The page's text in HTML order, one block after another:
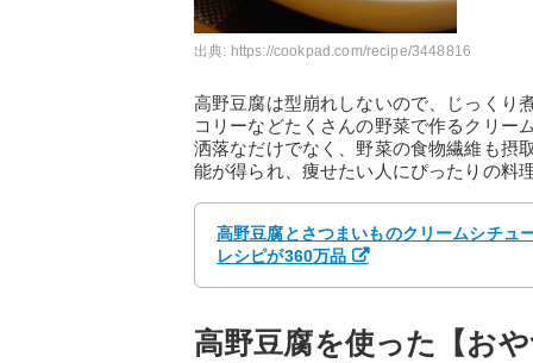
出典: https://cookpad.com/recipe/3448816
高野豆腐は型崩れしないので、じっくり
コリーなどたくさんの野菜で作るクリー
洒落なだけでなく、野菜の食物繊維も摂
能が得られ、痩せたい人にぴったりの料
高野豆腐とさつまいものクリームシチ
レシピが360万品
高野豆腐を使った【お